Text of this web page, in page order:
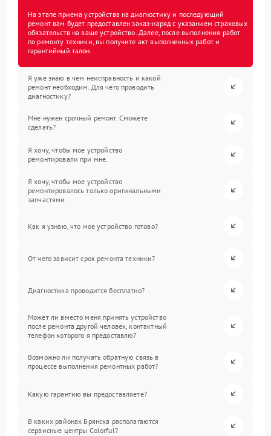
На этапе приема устройства на диагностику и последующий
ремонт вам будет предоставлен заказ-наряд с указанием страховых
обязательств на ваше устройство. Далее, после выполнения работ
по ремонту техники, вы получите акт выполненных работ и
гарантийный талон.
Я уже знаю в чем неисправность и какой
ремонт необходим. Для чего проводить
диагностику?
Мне нужен срочный ремонт. Сможете
сделать?
Я хочу, чтобы мое устройство
ремонтировали при мне.
Я хочу, чтобы мое устройство
ремонтировалось только оригинальными
запчастями.
Как я узнаю, что мое устройство готово?
От чего зависит срок ремонта техники?
Диагностика проводится бесплатно?
Может ли вместо меня принять устройство
после ремонта другой человек, контактный
телефон которого я предоставлю?
Возможно ли получать обратную связь в
процессе выполнения ремонтных работ?
Какую гарантию вы предоставляете?
В каких районах Брянска располагаются
сервисные центры Colorful?